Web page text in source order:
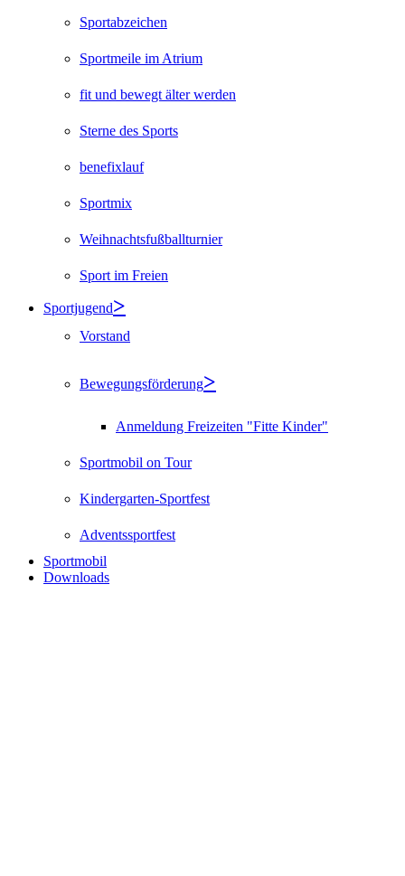
Sportabzeichen
Sportmeile im Atrium
fit und bewegt älter werden
Sterne des Sports
benefixlauf
Sportmix
Weihnachtsfußballturnier
Sport im Freien
Sportjugend
Vorstand
Bewegungsförderung
Anmeldung Freizeiten "Fitte Kinder"
Sportmobil on Tour
Kindergarten-Sportfest
Adventssportfest
Sportmobil
Downloads